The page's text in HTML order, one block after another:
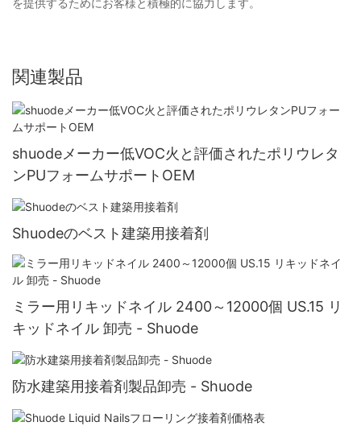
を提供するためにお客様と積極的に協力します。
関連製品
shuodeメーカー低VOC火と評価されたポリウレタ
ンPUフォームサポートOEM
Shuodeのベスト建築用接着剤
ミラー用リキッドネイル 2400～12000個 US.15 リ
キッドネイル 卸売 - Shuode
防水建築用接着剤製品卸売 - Shuode